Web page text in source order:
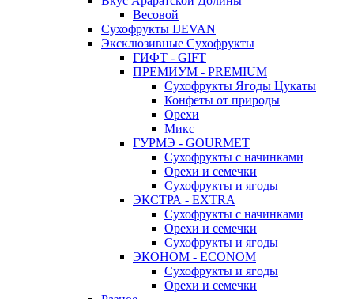
Весовой
Сухофрукты IJEVAN
Эксклюзивные Сухофрукты
ГИФТ - GIFT
ПРЕМИУМ - PREMIUM
Сухофрукты Ягоды Цукаты
Конфеты от природы
Орехи
Микс
ГУРМЭ - GOURMET
Сухофрукты с начинками
Орехи и семечки
Сухофрукты и ягоды
ЭКСТРА - EXTRA
Сухофрукты с начинками
Орехи и семечки
Сухофрукты и ягоды
ЭКОНОМ - ECONOM
Сухофрукты и ягоды
Орехи и семечки